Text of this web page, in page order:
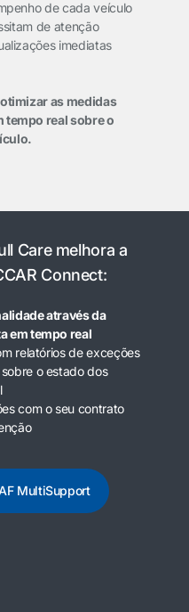
de cada veículo
de atenção
imediatas
as medidas
tempo real sobre o
Care melhora a
Connect:
através da
em tempo real
relatórios de exceções
o estado dos
com o seu contrato
MultiSupport